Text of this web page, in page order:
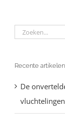
Zoeken
Recente artikelen
De
vluchtelingen